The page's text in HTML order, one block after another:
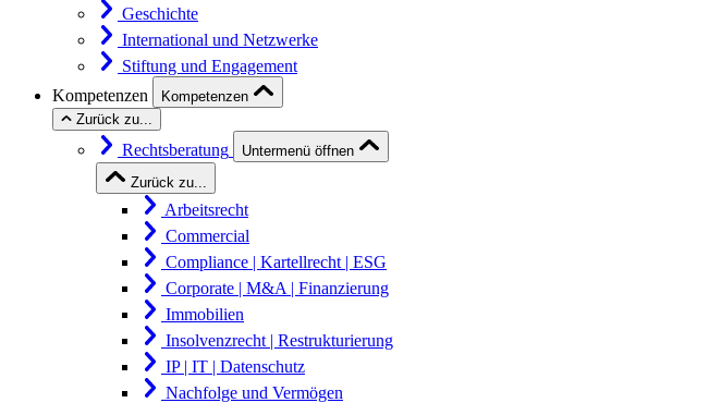
Geschichte
International und Netzwerke
Stiftung und Engagement
Kompetenzen
Kompetenzen
Zurück zu...
Rechtsberatung
Untermenü öffnen
Zurück zu...
Arbeitsrecht
Commercial
Compliance | Kartellrecht | ESG
Corporate | M&A | Finanzierung
Immobilien
Insolvenzrecht | Restrukturierung
IP | IT | Datenschutz
Nachfolge und Vermögen